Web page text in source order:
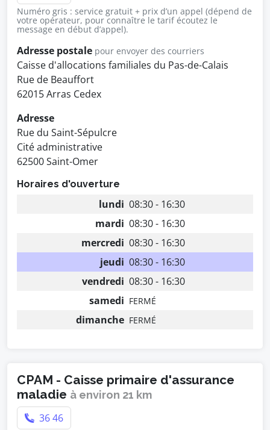
Numéro gris : service gratuit + prix d’un appel (dépend de
votre opérateur, pour connaître le tarif écoutez le
message en début d’appel).
Adresse postale pour envoyer des courriers
Caisse d'allocations familiales du Pas-de-Calais
Rue de Beauffort
62015 Arras Cedex
Adresse
Rue du Saint-Sépulcre
Cité administrative
62500 Saint-Omer
Horaires d'ouverture
lundi 08:30 - 16:30
mardi 08:30 - 16:30
mercredi 08:30 - 16:30
jeudi 08:30 - 16:30
vendredi 08:30 - 16:30
samedi FERMÉ
dimanche FERMÉ
CPAM - Caisse primaire d'assurance
maladie à environ 21 km
36 46